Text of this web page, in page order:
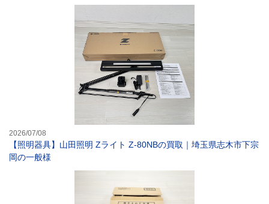
2026/07/08
【照明器具】山田照明 Zライト Z-80NBの買取｜埼玉県志木市下宗
岡の一般様